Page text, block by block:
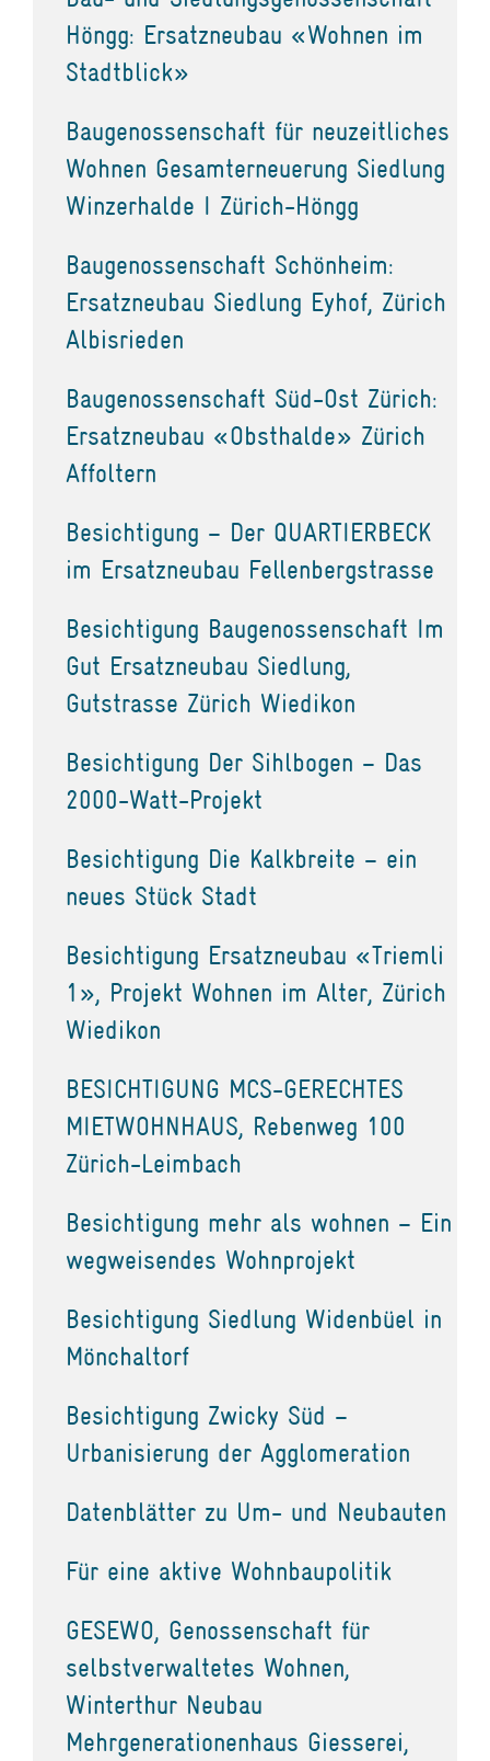
Höngg: Ersatzneubau «Wohnen im
Stadtblick»
Baugenossenschaft für neuzeitliches
Wohnen Gesamterneuerung Siedlung
Winzerhalde I Zürich-Höngg
Baugenossenschaft Schönheim:
Ersatzneubau Siedlung Eyhof, Zürich
Albisrieden
Baugenossenschaft Süd-Ost Zürich:
Ersatzneubau «Obsthalde» Zürich
Affoltern
Besichtigung – Der QUARTIERBECK
im Ersatzneubau Fellenbergstrasse
Besichtigung Baugenossenschaft Im
Gut Ersatzneubau Siedlung,
Gutstrasse Zürich Wiedikon
Besichtigung Der Sihlbogen – Das
2000-Watt-Projekt
Besichtigung Die Kalkbreite – ein
neues Stück Stadt
Besichtigung Ersatzneubau «Triemli
1», Projekt Wohnen im Alter, Zürich
Wiedikon
BESICHTIGUNG MCS-GERECHTES
MIETWOHNHAUS, Rebenweg 100
Zürich-Leimbach
Besichtigung mehr als wohnen – Ein
wegweisendes Wohnprojekt
Besichtigung Siedlung Widenbüel in
Mönchaltorf
Besichtigung Zwicky Süd –
Urbanisierung der Agglomeration
Datenblätter zu Um- und Neubauten
Für eine aktive Wohnbaupolitik
GESEWO, Genossenschaft für
selbstverwaltetes Wohnen,
Winterthur Neubau
Mehrgenerationenhaus Giesserei,